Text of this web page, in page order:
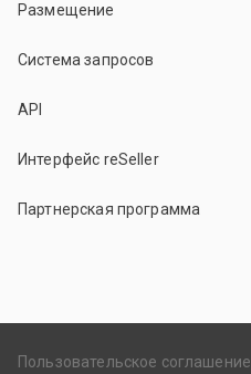
Размещение
Система запросов
API
Интерфейс reSeller
Партнерская программа
Пользовательское соглашение